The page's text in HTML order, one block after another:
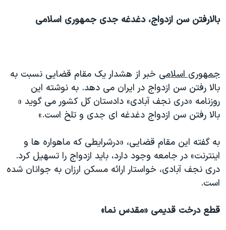
بالارفتن سن ازدواج، دغدغه جدی جمهوری اسلامی
جمهوری اسلامی خبر از هشدار یک مقام قضایی نسبت به
بالا رفتن سن ازدواج در ایران می دهد. به نوشته این
روزنامه «دری نجف آبادی» دادستان کل کشور می گوید «
بالا رفتن سن ازدواج دغدغه ای جدی و تلخ است.»
به گفته این مقام قضایی، «درشرایطی كه ماهواره ها و
اینترنت» در جامعه وجود دارد، باید ازدواج را تسهیل کرد.
دری نجف آبادی، خواستار ارائه مسکن ارزان به جوانان شده
است.
قطع درخت قدیمی «مقدس نما»